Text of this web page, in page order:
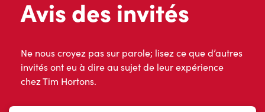
Avis des invités
Ne nous croyez pas sur parole; lisez ce que d’autres
invités ont eu à dire au sujet de leur expérience
chez Tim Hortons.